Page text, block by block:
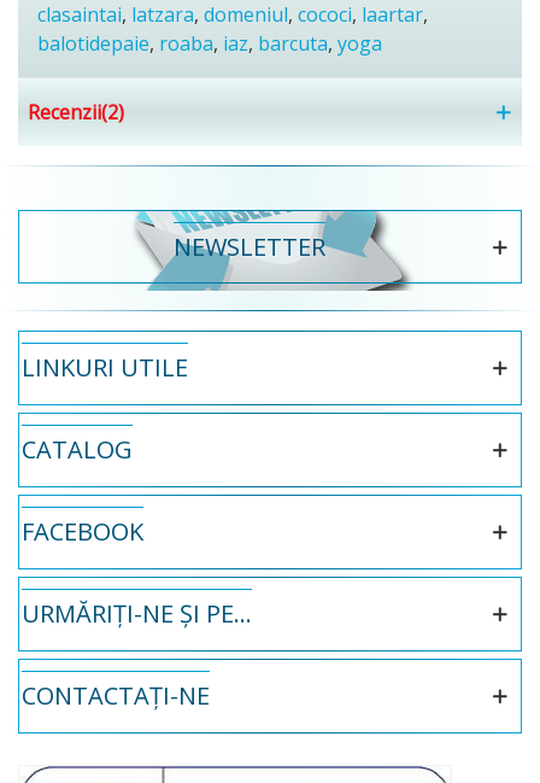
clasaintai, latzara, domeniul, cococi, laartar,
balotidepaie, roaba, iaz, barcuta, yoga
Recenzii(2)
NEWSLETTER
LINKURI UTILE
CATALOG
FACEBOOK
URMĂRIȚI-NE ȘI PE...
CONTACTAȚI-NE